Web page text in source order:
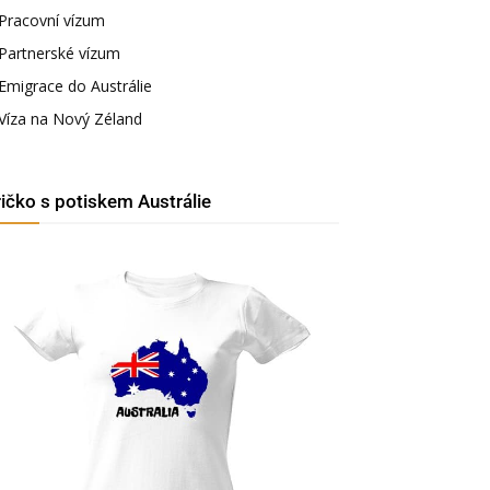
Pracovní vízum
Partnerské vízum
Emigrace do Austrálie
na Nový Zéland
s potiskem Austrálie